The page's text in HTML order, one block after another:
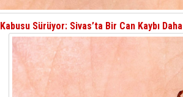
Sürüyor: Sivas’ta Bir Can Kaybı Daha